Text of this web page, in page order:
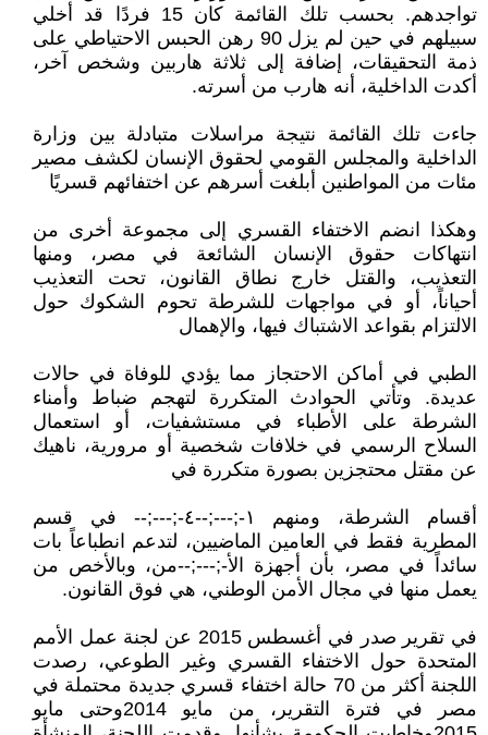
تواجدهم. بحسب تلك القائمة كان 15 فردًا قد أخلي
سبيلهم في حين لم يزل 90 رهن الحبس الاحتياطي على
ذمة التحقيقات، إضافة إلى ثلاثة هاربين وشخص آخر،
أكدت الداخلية، أنه هارب من أسرته.
جاءت تلك القائمة نتيجة مراسلات متبادلة بين وزارة
الداخلية والمجلس القومي لحقوق الإنسان لكشف مصير
مئات من المواطنين أبلغت أسرهم عن اختفائهم قسريًا
وهكذا انضم الاختفاء القسري إلى مجموعة أخرى من
انتهاكات حقوق الإنسان الشائعة في مصر، ومنها
التعذيب، والقتل خارج نطاق القانون، تحت التعذيب
أحياناً، أو في مواجهات للشرطة تحوم الشكوك حول
الالتزام بقواعد الاشتباك فيها، والإهمال
الطبي في أماكن الاحتجاز مما يؤدي للوفاة في حالات
عديدة. وتأتي الحوادث المتكررة لتهجم ضباط وأمناء
الشرطة على الأطباء في مستشفيات، أو استعمال
السلاح الرسمي في خلافات شخصية أو مرورية، ناهيك
عن مقتل محتجزين بصورة متكررة في
أقسام الشرطة، ومنهم ١-;---;--٤-;---;-- في قسم
المطرية فقط في العامين الماضيين، لتدعم انطباعاً بات
سائداً في مصر، بأن أجهزة اﻷ-;---;--من، وبالأخص من
يعمل منها في مجال الأمن الوطني، هي فوق القانون.
في تقرير صدر في أغسطس 2015 عن لجنة عمل الأمم
المتحدة حول الاختفاء القسري وغير الطوعي، رصدت
اللجنة أكثر من 70 حالة اختفاء قسري جديدة محتملة في
مصر في فترة التقرير، من مايو 2014وحتى مايو